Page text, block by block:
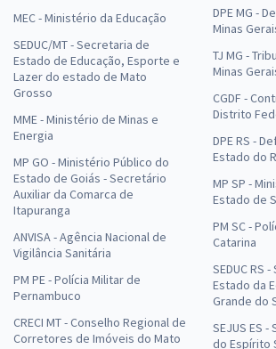
MEC - Ministério da Educação
SEDUC/MT - Secretaria de
Estado de Educação, Esporte e
Lazer do estado de Mato
Grosso
MME - Ministério de Minas e
Energia
MP GO - Ministério Público do
Estado de Goiás - Secretário
Auxiliar da Comarca de
Itapuranga
ANVISA - Agência Nacional de
Vigilância Sanitária
PM PE - Polícia Militar de
Pernambuco
CRECI MT - Conselho Regional de
Corretores de Imóveis do Mato
DPE MG -
Minas
TJ MG -
Minas
CGDF -
Distrito
DPE RS -
Estado do
MP SP -
Estado de
PM SC -
Catarina
SEDUC RS
Estado da
Grande do
SEJUS ES
do Espírito